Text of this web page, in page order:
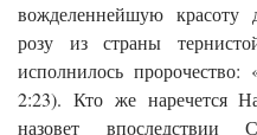
вожделеннейшую красоту
розу из страны
исполнилось
2:23). Кто же наречется
назовет